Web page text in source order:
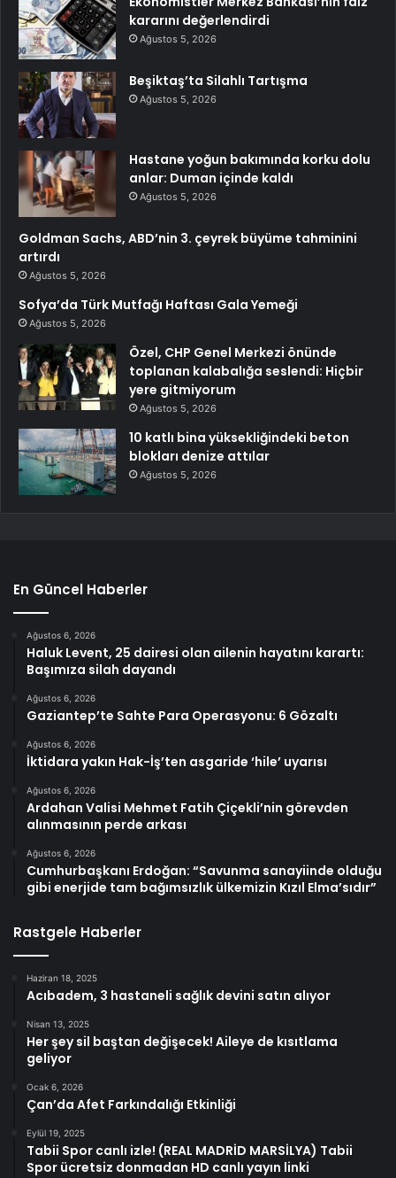
kararını değerlendirdi
Ağustos 5, 2026
Beşiktaş’ta Silahlı Tartışma
Ağustos 5, 2026
Hastane yoğun bakımında korku dolu
anlar: Duman içinde kaldı
Ağustos 5, 2026
Goldman Sachs, ABD’nin 3. çeyrek büyüme tahminini
artırdı
Ağustos 5, 2026
Sofya’da Türk Mutfağı Haftası Gala Yemeği
Ağustos 5, 2026
Özel, CHP Genel Merkezi önünde
toplanan kalabalığa seslendi: Hiçbir
yere gitmiyorum
Ağustos 5, 2026
10 katlı bina yüksekliğindeki beton
blokları denize attılar
Ağustos 5, 2026
En Güncel Haberler
Ağustos 6, 2026
Haluk Levent, 25 dairesi olan ailenin hayatını karartı:
Başımıza silah dayandı
Ağustos 6, 2026
Gaziantep’te Sahte Para Operasyonu: 6 Gözaltı
Ağustos 6, 2026
İktidara yakın Hak-İş’ten asgaride ‘hile’ uyarısı
Ağustos 6, 2026
Ardahan Valisi Mehmet Fatih Çiçekli’nin görevden
alınmasının perde arkası
Ağustos 6, 2026
Cumhurbaşkanı Erdoğan: “Savunma sanayiinde olduğu
gibi enerjide tam bağımsızlık ülkemizin Kızıl Elma’sıdır”
Rastgele Haberler
Haziran 18, 2025
Acıbadem, 3 hastaneli sağlık devini satın alıyor
Nisan 13, 2025
Her şey sil baştan değişecek! Aileye de kısıtlama
geliyor
Ocak 6, 2026
Çan’da Afet Farkındalığı Etkinliği
Eylül 19, 2025
Tabii Spor canlı izle! (REAL MADRİD MARSİLYA) Tabii
Spor ücretsiz donmadan HD canlı yayın linki